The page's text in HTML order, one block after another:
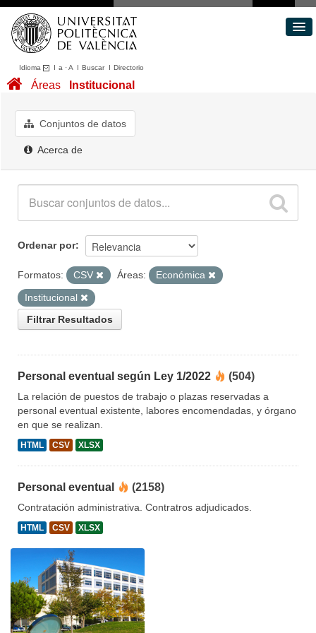
Idioma I a ·A I BuscarI Directorio
Conjuntos de datos
Acerca de
Áreas Institucional
Conjuntos de datos
Acerca de
Ordenar por
Formatos: CSV Áreas:
Económica
Institucional
Filtrar Resultados
Personal eventual según Ley 1/2022 (504)
La relación de puestos de trabajo o plazas reservadas a
personal eventual existente, labores encomendadas, y órgano
en que se realizan.
HTML CSV XLSX
Personal eventual (2158)
Contratación administrativa. Contratros adjudicados.
HTML CSV XLSX